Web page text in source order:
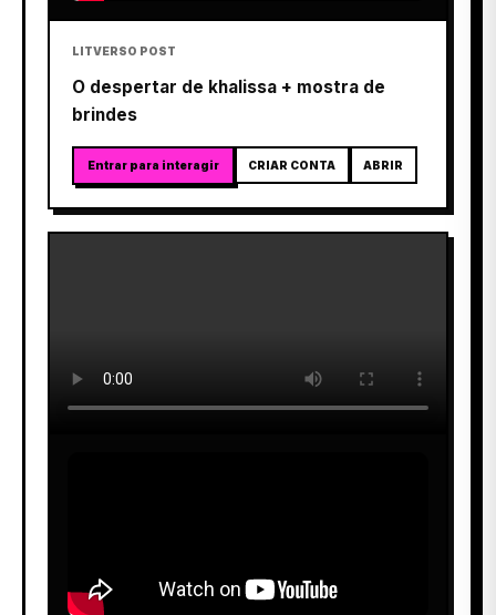
LITVERSO POST
O despertar de khalissa + mostra de
brindes
Entrar para interagir CRIAR CONTA ABRIR